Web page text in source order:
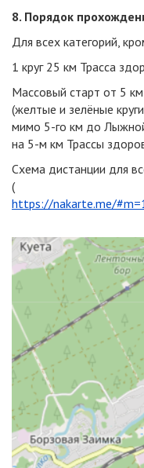
8. Порядок
Для всех категорий,
1 круг 25 км Трасса
Массовый старт от 5
(желтые и зелёные
мимо 5-го км до
на 5-м км Трассы
Схема дистанции для
(
https://nakarte.me/